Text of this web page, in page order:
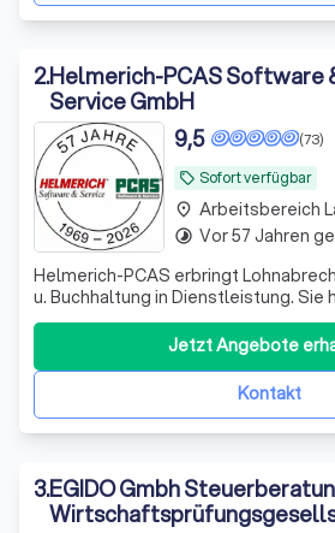
2.Helmerich-PCAS Software
Service GmbH
local_offer Sofort verfügbar
(73)
9,5
Helmerich-PCAS erbringt
u. Buchhaltung in Dienstleistung. Sie haben bei uns immer
einen festen Ansprechpartner, den
Telefax oder eMail erreichen können.
Kontakt
Jetzt Angebote
place Arbeitsbereich
timelapse Vor 57 Jahren
3.EGIDO Gmbh